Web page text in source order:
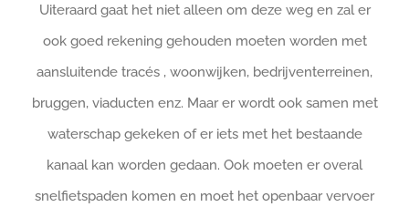
Uiteraard gaat het niet alleen om deze weg en zal er
ook goed rekening gehouden moeten worden met
aansluitende tracés , woonwijken, bedrijventerreinen,
bruggen, viaducten enz. Maar er wordt ook samen met
waterschap gekeken of er iets met het bestaande
kanaal kan worden gedaan. Ook moeten er overal
snelfietspaden komen en moet het openbaar vervoer